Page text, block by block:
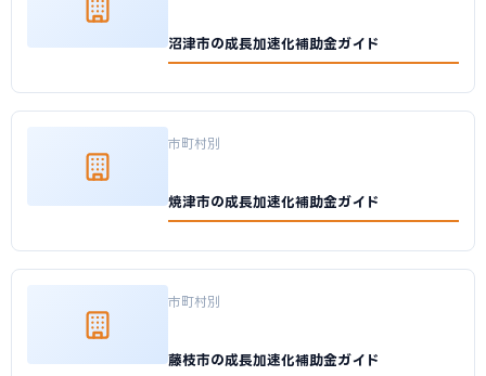
沼津市の成長加速化補助金ガイド
市町村別
焼津市の成長加速化補助金ガイド
市町村別
藤枝市の成長加速化補助金ガイド